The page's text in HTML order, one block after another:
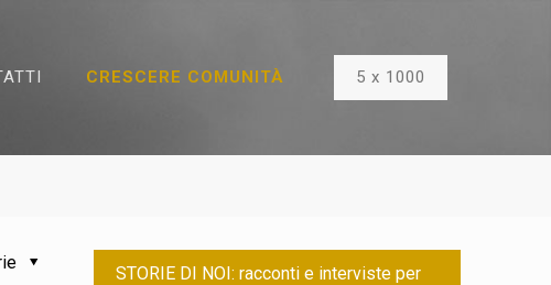
CRESCERE COMUNITÀ 5 x 1000
STORIE DI NOI: racconti e interviste per